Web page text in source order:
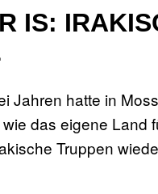
IS:
Jahren hatte in
das eigene Land
Truppen